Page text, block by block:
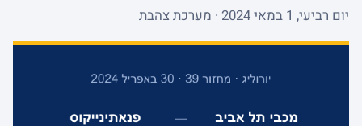
יום רביעי, 1 במאי 2024 · מערכת צהבת